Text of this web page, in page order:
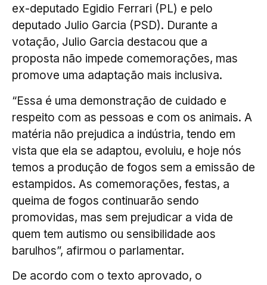
ex-deputado Egidio Ferrari (PL) e pelo
deputado Julio Garcia (PSD). Durante a
votação, Julio Garcia destacou que a
proposta não impede comemorações, mas
promove uma adaptação mais inclusiva.
“Essa é uma demonstração de cuidado e
respeito com as pessoas e com os animais. A
matéria não prejudica a indústria, tendo em
vista que ela se adaptou, evoluiu, e hoje nós
temos a produção de fogos sem a emissão de
estampidos. As comemorações, festas, a
queima de fogos continuarão sendo
promovidas, mas sem prejudicar a vida de
quem tem autismo ou sensibilidade aos
barulhos”, afirmou o parlamentar.
De acordo com o texto aprovado, o